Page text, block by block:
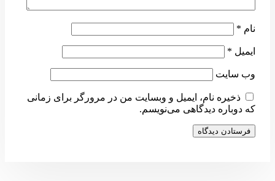
نام *
ایمیل *
وب‌ سایت
ذخیره نام، ایمیل و وبسایت من در مرورگر برای زمانی
که دوباره دیدگاهی می‌نویسم.